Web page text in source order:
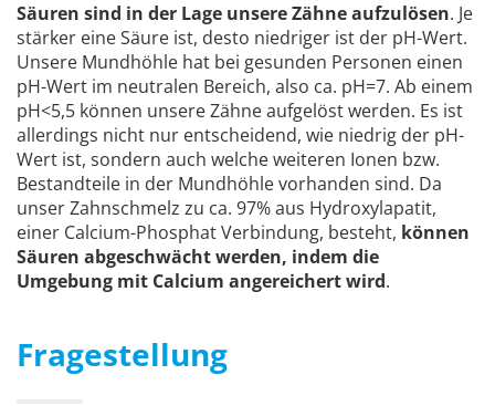
Säuren sind in der Lage unsere Zähne aufzulösen. Je
stärker eine Säure ist, desto niedriger ist der pH-Wert.
Unsere Mundhöhle hat bei gesunden Personen einen
pH-Wert im neutralen Bereich, also ca. pH=7. Ab einem
pH<5,5 können unsere Zähne aufgelöst werden. Es ist
allerdings nicht nur entscheidend, wie niedrig der pH-
Wert ist, sondern auch welche weiteren Ionen bzw.
Bestandteile in der Mundhöhle vorhanden sind. Da
unser Zahnschmelz zu ca. 97% aus Hydroxylapatit,
einer Calcium-Phosphat Verbindung, besteht, können
Säuren abgeschwächt werden, indem die
Umgebung mit Calcium angereichert wird.
Fragestellung